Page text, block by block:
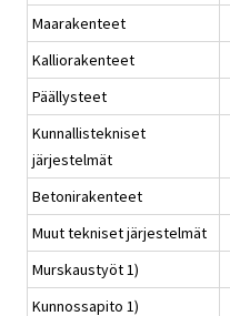
Maarakenteet
Kalliorakenteet
Päällysteet
Kunnallistekniset
järjestelmät
Betonirakenteet
Muut tekniset järjestelmät
Murskaustyöt 1)
Kunnossapito 1)